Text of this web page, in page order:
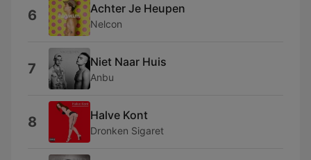
6 Achter Je Heupen
Nelcon
7 Niet Naar Huis
Anbu
8 Halve Kont
Dronken Sigaret